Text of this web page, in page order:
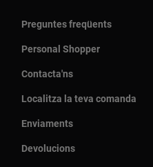
Preguntes freqüents
Personal Shopper
Contacta'ns
Localitza la teva comanda
Enviaments
Devolucions